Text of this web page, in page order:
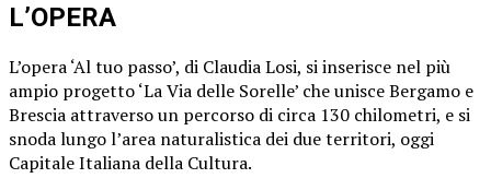
L’OPERA
L’opera ‘Al tuo passo’, di Claudia Losi, si inserisce nel più
ampio progetto ‘La Via delle Sorelle’ che unisce Bergamo e
Brescia attraverso un percorso di circa 130 chilometri, e si
snoda lungo l’area naturalistica dei due territori, oggi
Capitale Italiana della Cultura.